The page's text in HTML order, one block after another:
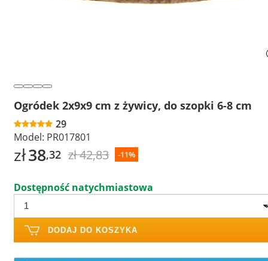
Ogródek 2x9x9 cm z żywicy, do szopki 6-8 cm
29
Model: PR017801
zł38,32 zł 42,83 -11%
Dostępność natychmiastowa
DODAJ DO KOSZYKA